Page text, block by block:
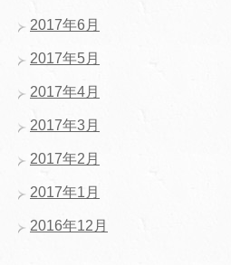
2017年6月
2017年5月
2017年4月
2017年3月
2017年2月
2017年1月
2016年12月